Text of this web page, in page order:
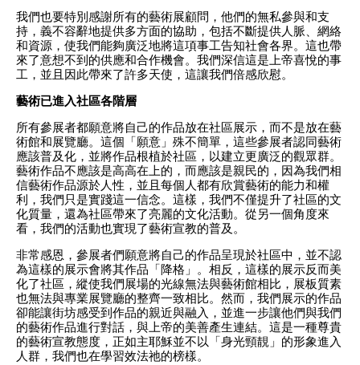
我們也要特別感謝所有的藝術展顧問，他們的無私參與和支
持，義不容辭地提供多方面的協助，包括不斷提供人脈、網絡
和資源，使我們能夠廣泛地將這項事工告知社會各界。這也帶
來了意想不到的供應和合作機會。我們深信這是上帝喜悅的事
工，並且因此帶來了許多天使，這讓我們倍感欣慰。
藝術已進入社區各階層
所有參展者都願意將自己的作品放在社區展示，而不是放在藝
術館和展覽廳。這個「願意」殊不簡單，這些參展者認同藝術
應該普及化，並將作品根植於社區，以建立更廣泛的觀眾群。
藝術作品不應該是高高在上的，而應該是親民的，因為我們相
信藝術作品源於人性，並且每個人都有欣賞藝術的能力和權
利，我們只是實踐這一信念。這樣，我們不僅提升了社區的文
化質量，還為社區帶來了亮麗的文化活動。從另一個角度來
看，我們的活動也實現了藝術宣教的普及。
非常感恩，參展者們願意將自己的作品呈現於社區中，並不認
為這樣的展示會將其作品「降格」。相反，這樣的展示反而美
化了社區，縱使我們展場的光線無法與藝術館相比，展板質素
也無法與專業展覽廳的整齊一致相比。然而，我們展示的作品
卻能讓街坊感受到作品的親近與融入，並進一步讓他們與我們
的藝術作品進行對話，與上帝的美善產生連結。這是一種尊貴
的藝術宣教態度，正如主耶穌並不以「身光頸靚」的形象進入
人群，我們也在學習效法祂的榜樣。